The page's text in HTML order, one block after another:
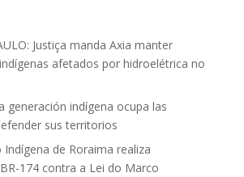
Justiça manda Axia manter
afetados por hidroelétrica no
generación indígena ocupa las
sus territorios
Indígena de Roraima realiza
174 contra a Lei do Marco